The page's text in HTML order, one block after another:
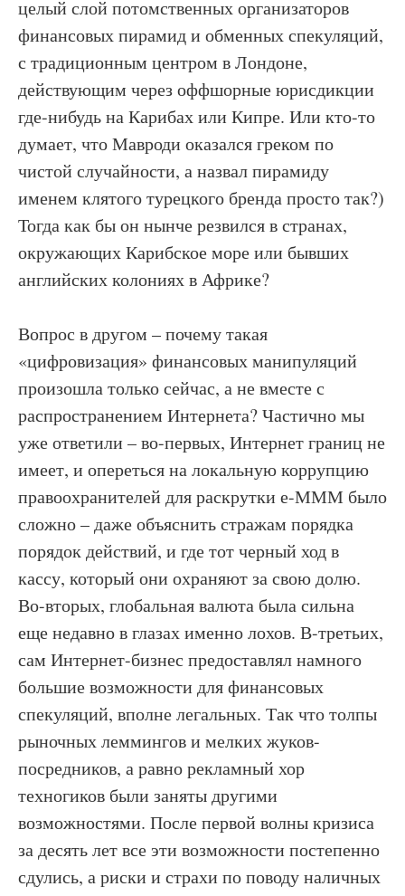
целый слой потомственных организаторов
финансовых пирамид и обменных спекуляций,
с традиционным центром в Лондоне,
действующим через оффшорные юрисдикции
где-нибудь на Карибах или Кипре. Или кто-то
думает, что Мавроди оказался греком по
чистой случайности, а назвал пирамиду
именем клятого турецкого бренда просто так?)
Тогда как бы он нынче резвился в странах,
окружающих Карибское море или бывших
английских колониях в Африке?
Вопрос в другом – почему такая
«цифровизация» финансовых манипуляций
произошла только сейчас, а не вместе с
распространением Интернета? Частично мы
уже ответили – во-первых, Интернет границ не
имеет, и опереться на локальную коррупцию
правоохранителей для раскрутки е-МММ было
сложно – даже объяснить стражам порядка
порядок действий, и где тот черный ход в
кассу, который они охраняют за свою долю.
Во-вторых, глобальная валюта была сильна
еще недавно в глазах именно лохов. В-третьих,
сам Интернет-бизнес предоставлял намного
большие возможности для финансовых
спекуляций, вполне легальных. Так что толпы
рыночных леммингов и мелких жуков-
посредников, а равно рекламный хор
техногиков были заняты другими
возможностями. После первой волны кризиса
за десять лет все эти возможности постепенно
сдулись, а риски и страхи по поводу наличных